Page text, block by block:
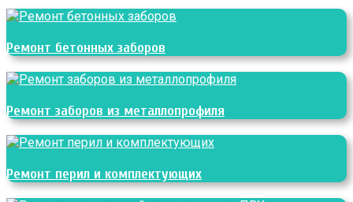
Ремонт бетонных заборов
Ремонт заборов из металлопрофиля
Ремонт перил и комплектующих